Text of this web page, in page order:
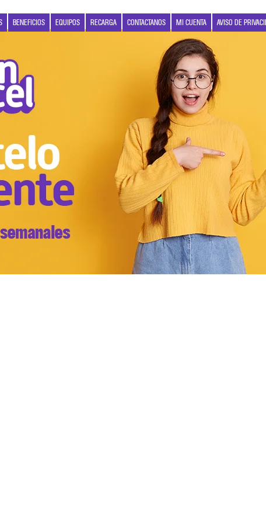
BENEFICIOS EQUIPOS RECARGA CONTACTANOS MI CUENTA AVISO DE